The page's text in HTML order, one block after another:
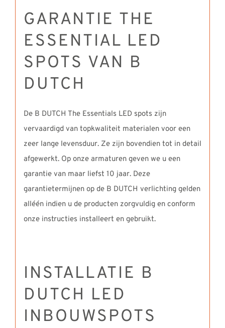
GARANTIE THE
ESSENTIAL LED
SPOTS VAN B
DUTCH
De B DUTCH The Essentials LED spots zijn
vervaardigd van topkwaliteit materialen voor een
zeer lange levensduur. Ze zijn bovendien tot in detail
afgewerkt. Op onze armaturen geven we u een
garantie van maar liefst 10 jaar. Deze
garantietermijnen op de B DUTCH verlichting gelden
alléén indien u de producten zorgvuldig en conform
onze instructies installeert en gebruikt.
INSTALLATIE B
DUTCH LED
INBOUWSPOTS